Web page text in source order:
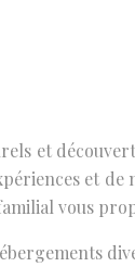
et
et
vous